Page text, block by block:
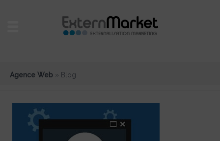
Agence Web » Blog